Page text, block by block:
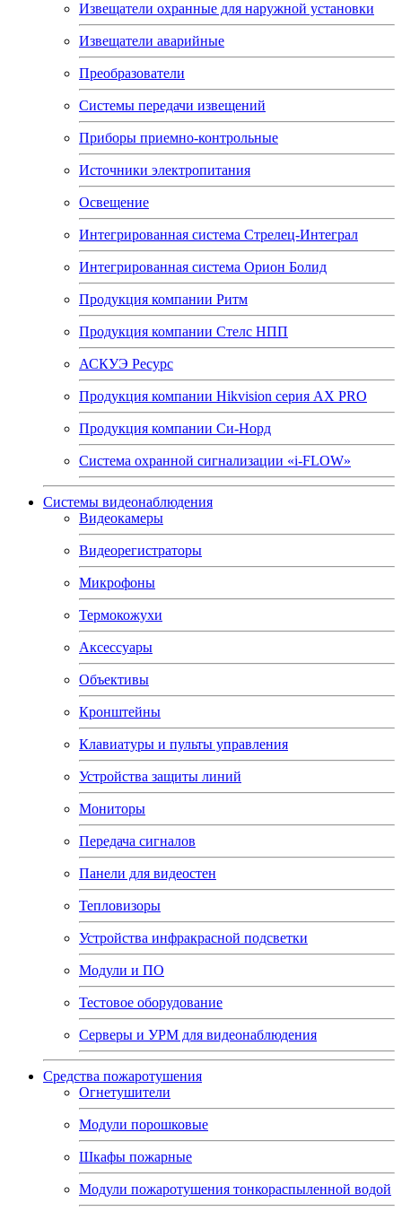
Извещатели охранные для наружной установки
Извещатели аварийные
Преобразователи
Системы передачи извещений
Приборы приемно-контрольные
Источники электропитания
Освещение
Интегрированная система Стрелец-Интеграл
Интегрированная система Орион Болид
Продукция компании Ритм
Продукция компании Стелс НПП
АСКУЭ Ресурс
Продукция компании Hikvision серия AX PRO
Продукция компании Си-Норд
Система охранной сигнализации «i-FLOW»
Системы видеонаблюдения
Видеокамеры
Видеорегистраторы
Микрофоны
Термокожухи
Аксессуары
Объективы
Кронштейны
Клавиатуры и пульты управления
Устройства защиты линий
Мониторы
Передача сигналов
Панели для видеостен
Тепловизоры
Устройства инфракрасной подсветки
Модули и ПО
Тестовое оборудование
Серверы и УРМ для видеонаблюдения
Средства пожаротушения
Огнетушители
Модули порошковые
Шкафы пожарные
Модули пожаротушения тонкораспыленной водой